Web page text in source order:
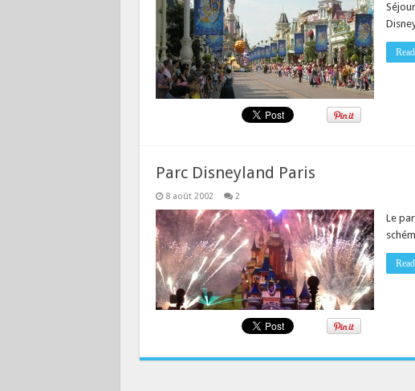
Parc Disneyland Paris
8 août 2002 2
Le